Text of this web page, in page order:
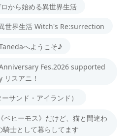
から始める異世界生活
世界生活 Witch's Re:surrection
へようこそ♪
Fes.2026 supported
リスアニ！
サンド・アイランド）
ベヒーモス》だけど、猫と間違わ
騎士として暮らしてます